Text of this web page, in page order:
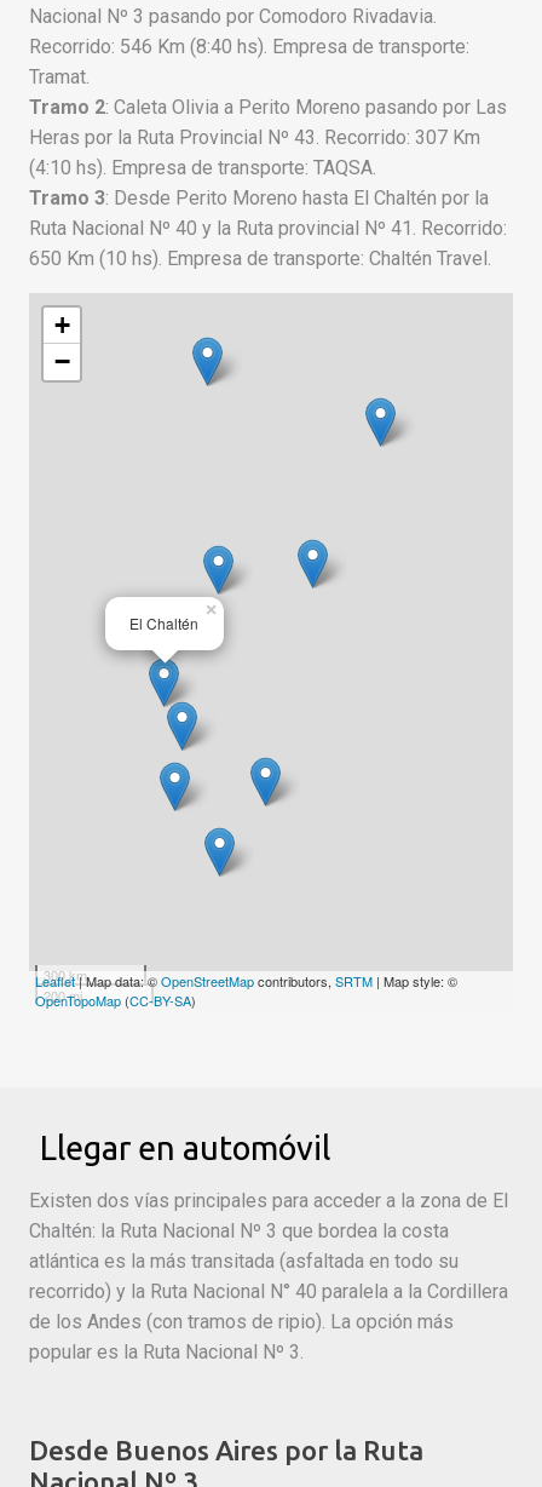
Nacional Nº 3 pasando por Comodoro Rivadavia.
Recorrido: 546 Km (8:40 hs). Empresa de transporte:
Tramat.
Tramo 2: Caleta Olivia a Perito Moreno pasando por Las
Heras por la Ruta Provincial Nº 43. Recorrido: 307 Km
(4:10 hs). Empresa de transporte: TAQSA.
Tramo 3: Desde Perito Moreno hasta El Chaltén por la
Ruta Nacional Nº 40 y la Ruta provincial Nº 41. Recorrido:
650 Km (10 hs). Empresa de transporte: Chaltén Travel.
El Chaltén
×
+
−
300 km
200 mi
Leaflet| Map data: ©OpenStreetMapcontributors, SRTM | Map style: ©
OpenTopoMap (CC-BY-SA)
Llegar en automóvil
Existen dos vías principales para acceder a la zona de El
Chaltén: la Ruta Nacional Nº 3 que bordea la costa
atlántica es la más transitada (asfaltada en todo su
recorrido) y la Ruta Nacional N° 40 paralela a la Cordillera
de los Andes (con tramos de ripio). La opción más
popular es la Ruta Nacional Nº 3.
Desde Buenos Aires por la Ruta